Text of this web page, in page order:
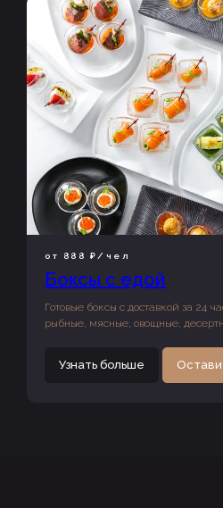
от 888 ₽/чел
Боксы с едой
Готовые боксы с доставкой за 24
рыбные, мясные, овощные,
Узнать больше